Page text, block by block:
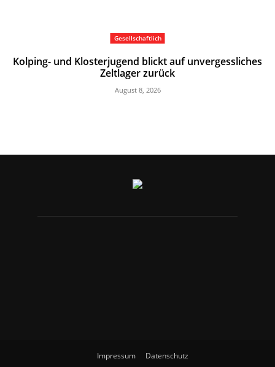
Gesellschaftlich
Kolping- und Klosterjugend blickt auf unvergessliches
Zeltlager zurück
August 8, 2026
Impressum Datenschutz